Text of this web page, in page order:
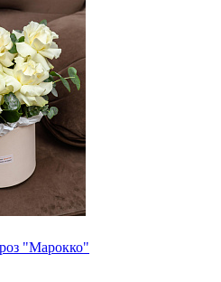
"Марокко"